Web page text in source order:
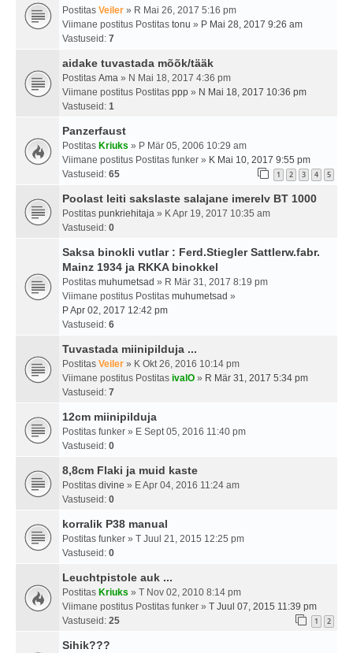
Postitas Veiler » R Mai 26, 2017 5:16 pm
Viimane postitus Postitas tonu » P Mai 28, 2017 9:26 am
Vastuseid: 7
aidake tuvastada mõõk/tääk
Postitas Ama » N Mai 18, 2017 4:36 pm
Viimane postitus Postitas ppp » N Mai 18, 2017 10:36 pm
Vastuseid: 1
Panzerfaust
Postitas Kriuks » P Mär 05, 2006 10:29 am
Viimane postitus Postitas funker » K Mai 10, 2017 9:55 pm
Vastuseid: 65 1 2 3 4 5
Poolast leiti sakslaste salajane imerelv BT 1000
Postitas punkriehitaja » K Apr 19, 2017 10:35 am
Vastuseid: 0
Saksa binokli vutlar : Ferd.Stiegler Sattlerw.fabr.
Mainz 1934 ja RKKA binokkel
Postitas muhumetsad » R Mär 31, 2017 8:19 pm
Viimane postitus Postitas muhumetsad »
P Apr 02, 2017 12:42 pm
Vastuseid: 6
Tuvastada miinipilduja ...
Postitas Veiler » K Okt 26, 2016 10:14 pm
Viimane postitus Postitas ivalO » R Mär 31, 2017 5:34 pm
Vastuseid: 7
12cm miinipilduja
Postitas funker » E Sept 05, 2016 11:40 pm
Vastuseid: 0
8,8cm Flaki ja muid kaste
Postitas divine » E Apr 04, 2016 11:24 am
Vastuseid: 0
korralik P38 manual
Postitas funker » T Juul 21, 2015 12:25 pm
Vastuseid: 0
Leuchtpistole auk ...
Postitas Kriuks » T Nov 02, 2010 8:14 pm
Viimane postitus Postitas funker » T Juul 07, 2015 11:39 pm
Vastuseid: 25 1 2
Sihik???